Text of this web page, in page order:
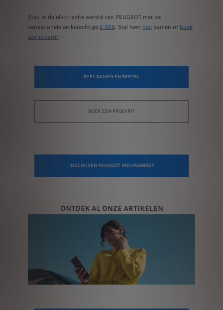
Stap in de elektrische wereld van PEUGEOT met de
sensationele en katachtige E-308. Stel hem hier samen of boek
een proefrit.
STEL SAMEN EN BESTEL
BOEK EEN PROEFRIT
INSCHIJVEN PEUGEOT NIEUWSBRIEF
ONTDEK AL ONZE ARTIKELEN